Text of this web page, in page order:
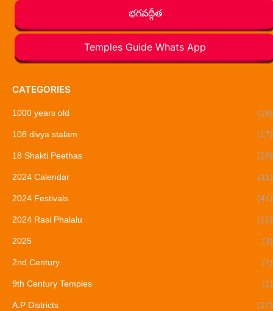
భగవద్గీత
Temples Guide Whats App
CATEGORIES
1000 years old (18)
108 divya stalam (17)
18 Shakti Peethas (28)
2024 Calendar (11)
2024 Festivals (41)
2024 Rasi Phalalu (16)
2025 (3)
2nd Century (1)
9th Century Temples (1)
A.P Districts (17)